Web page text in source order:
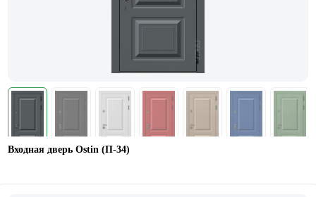
Входная дверь Ostin (П-34)